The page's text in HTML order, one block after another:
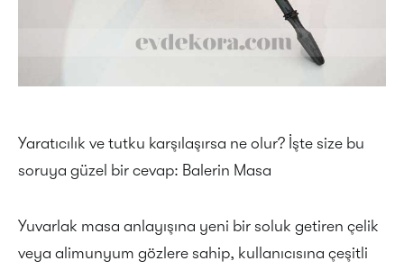
Yaratıcılık ve tutku karşılaşırsa ne olur? İşte size bu
soruya güzel bir cevap: Balerin Masa
Yuvarlak masa anlayışına yeni bir soluk getiren çelik
veya alimunyum gözlere sahip, kullanıcısına çeşitli